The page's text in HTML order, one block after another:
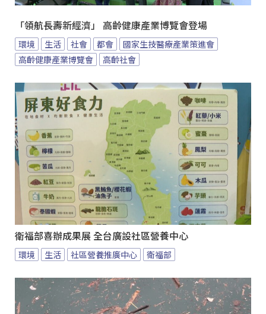
「領航長壽新經濟」 高齡健康產業博覽會登場
環境 生活 社會 都會
國家生技醫療產業策進會
高齡健康產業博覽會
高齡社會
衛福部喜辦成果展 全台廣設社區營養中心
環境 生活 社區營養推廣中心 衛福部